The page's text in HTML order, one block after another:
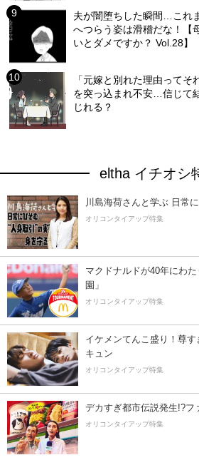
夫が闇堕ちした瞬間…これ
へつらう姿は滑稽だな！【
いとダメですか？ Vol.28】
「元嫁と別れた理由って
を突っ込まれ不安…信じて
じれる？
eltha イチオシ
川島海荷さんと学ぶ 日常
オリコンタイアップ特集
マクドナルドが40年にわ
園」
オリコンタイアップ特集
イケメンてんこ盛り！尊
キュン
オリコンタイアップ特集
デカすぎ都市伝説発生!?フ
オリコンタイアップ特集